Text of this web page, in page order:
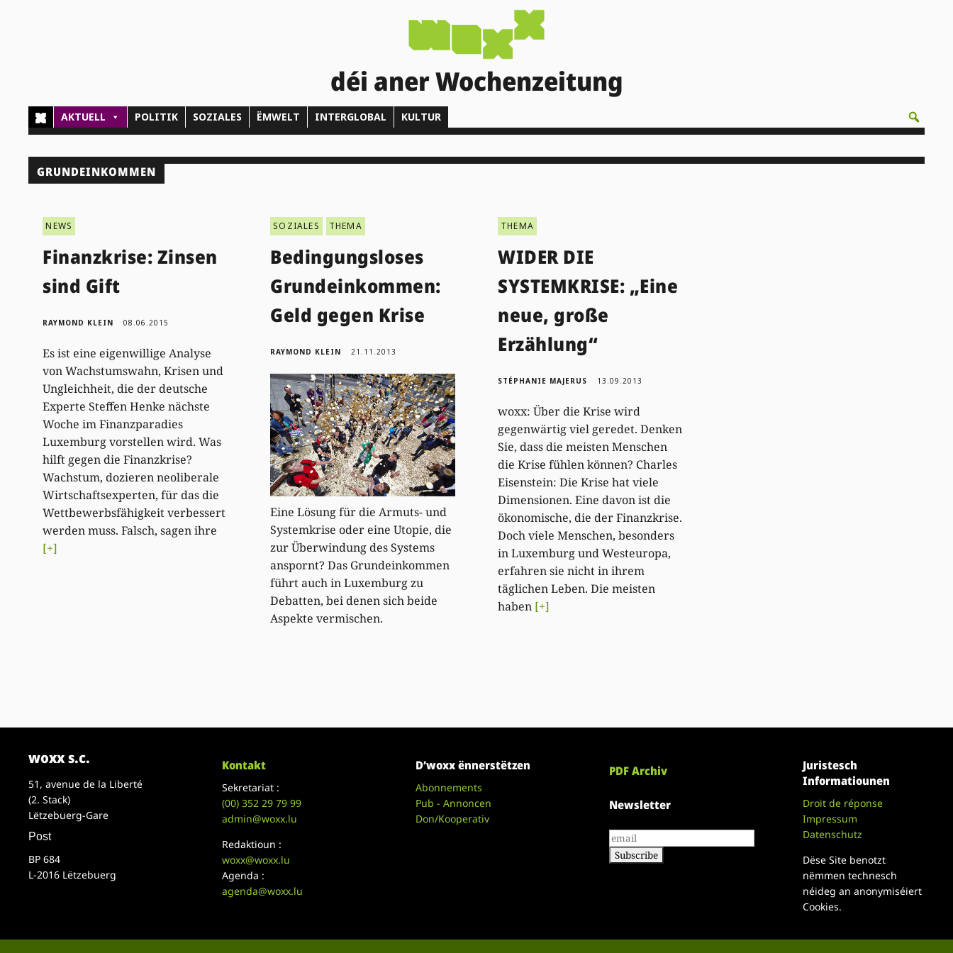
déi aner Wochenzeitung
AKTUELL POLITIK SOZIALES ËMWELT INTERGLOBAL KULTUR
GRUNDEINKOMMEN
NEWS
Finanzkrise: Zinsen
sind Gift
RAYMOND KLEIN 08.06.2015
Es ist eine eigenwillige Analyse
von Wachstumswahn, Krisen und
Ungleichheit, die der deutsche
Experte Steffen Henke nächste
Woche im Finanzparadies
Luxemburg vorstellen wird. Was
hilft gegen die Finanzkrise?
Wachstum, dozieren neoliberale
Wirtschaftsexperten, für das die
Wettbewerbsfähigkeit verbessert
werden muss. Falsch, sagen ihre
[+]
SOZIALES THEMA
Bedingungsloses
Grundeinkommen:
Geld gegen Krise
RAYMOND KLEIN 21.11.2013
Eine Lösung für die Armuts- und
Systemkrise oder eine Utopie, die
zur Überwindung des Systems
anspornt? Das Grundeinkommen
führt auch in Luxemburg zu
Debatten, bei denen sich beide
Aspekte vermischen.
THEMA
WIDER DIE
SYSTEMKRISE: „Eine
neue, große
Erzählung“
STÉPHANIE MAJERUS 13.09.2013
woxx: Über die Krise wird
gegenwärtig viel geredet. Denken
Sie, dass die meisten Menschen
die Krise fühlen können? Charles
Eisenstein: Die Krise hat viele
Dimensionen. Eine davon ist die
ökonomische, die der Finanzkrise.
Doch viele Menschen, besonders
in Luxemburg und Westeuropa,
erfahren sie nicht in ihrem
täglichen Leben. Die meisten
haben [+]
woxx s.c.
51, avenue de la Liberté
(2. Stack)
Lëtzebuerg-Gare
Post
BP 684
L-2016 Lëtzebuerg
Kontakt
Sekretariat :
(00)352 29 79 99
admin@woxx.lu
Redaktioun :
woxx@woxx.lu
Agenda :
agenda@woxx.lu
D’woxx ënnerstëtzen
Abonnements
Pub - Annoncen
Don/Kooperativ
PDF Archiv
Newsletter
Juristesch
Informatiounen
Droit de réponse
Impressum
Datenschutz
Dëse Site benotzt
nëmmen technesch
néideg an anonymiséiert
Cookies.